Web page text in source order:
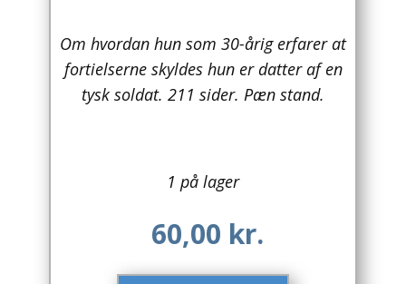
Arkitektur
Asien
Biografier / Erindringer
Børn / Unge
Børnebøger
Om hvordan hun som 30-årig erfarer at
fortielserne skyldes hun er datter af en
tysk soldat. 211 sider. Pæn stand.
1 på lager
60,00 kr.